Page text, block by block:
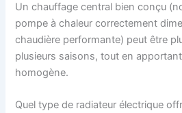
Un chauffage central bien conçu
pompe à chaleur correctement
chaudière performante) peut être
plusieurs saisons, tout en
homogène.
Quel type de radiateur électrique